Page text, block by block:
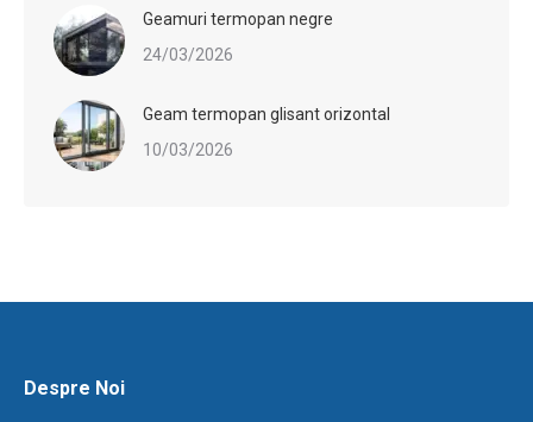
Geamuri termopan negre
24/03/2026
Geam termopan glisant orizontal
10/03/2026
Despre Noi